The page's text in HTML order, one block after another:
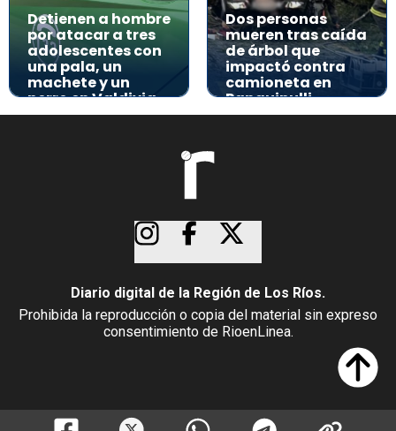
Detienen a hombre
por atacar a tres
adolescentes con
una pala, un
machete y un
perro en Valdivia
Dos personas
mueren tras caída
de árbol que
impactó contra
camioneta en
Panguipulli
Diario digital de la Región de Los Ríos.
Prohibida la reproducción o copia del material sin expreso
consentimiento de RioenLinea.